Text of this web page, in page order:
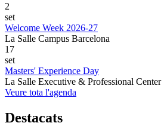
2
set
Welcome Week 2026-27
La Salle Campus Barcelona
17
set
Masters' Experience Day
La Salle Executive & Professional Center
Veure tota l'agenda
Destacats